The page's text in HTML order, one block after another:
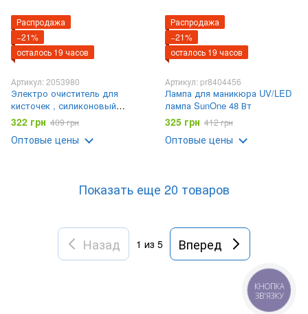
Распродажа
−21%
осталось 19 часов
Артикул: 2053980
Электро очиститель для
кисточек , силиконовый
автоматический очиститель
AND 1-45
322 грн 409 грн
Оптовые цены
Распродажа
−21%
осталось 19 часов
Артикул: pr8404456
Лампа для маникюра UV/LED
лампа SunOne 48 Вт
325 грн 412 грн
Оптовые цены
Показать еще 20 товаров
Назад 1 из 5 Вперед
КНОПКА
ЗВ'ЯЗКУ